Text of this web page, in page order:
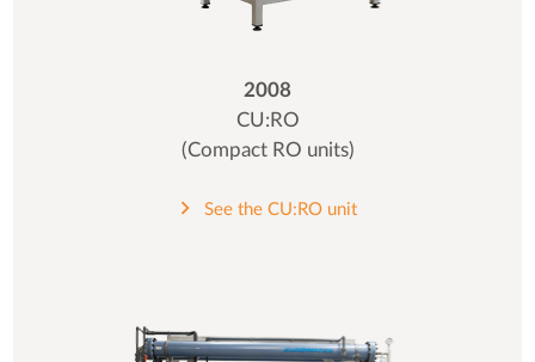
2008
CU:RO
(Compact RO units)
See the CU:RO unit